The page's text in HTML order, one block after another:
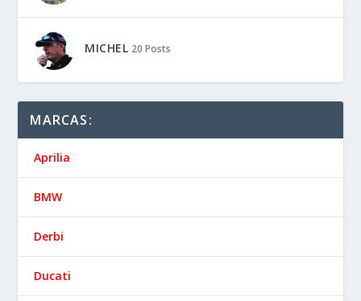
MICHEL 20 Posts
MARCAS:
Aprilia
BMW
Derbi
Ducati